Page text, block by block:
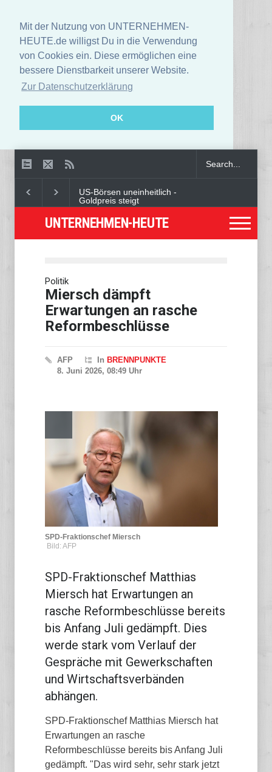
Mit der Nutzung von UNTERNEHMEN-
HEUTE.de willigst Du in die Verwendung
von Cookies ein. Diese ermöglichen eine
bessere Dienstbarkeit unserer Website.
Zur Datenschutzerklärung
OK
US-Börsen uneinheitlich -
Goldpreis steigt
Deutschland und andere
Umweltministerin Lemke
fordert grundsätzliche
Gegenmaßnahmen
UNTERNEHMEN-HEUTE
Politik
Miersch dämpft
Erwartungen an rasche
Reformbeschlüsse
AFP In BRENNPUNKTE
8. Juni 2026, 08:49 Uhr
SPD-Fraktionschef Miersch
Bild: AFP
SPD-Fraktionschef Matthias
Miersch hat Erwartungen an
rasche Reformbeschlüsse bereits
bis Anfang Juli gedämpft. Dies
werde stark vom Verlauf der
Gespräche mit Gewerkschaften
und Wirtschaftsverbänden
abhängen.
SPD-Fraktionschef Matthias Miersch hat
Erwartungen an rasche
Reformbeschlüsse bereits bis Anfang Juli
gedämpft. "Das wird sehr, sehr stark jetzt